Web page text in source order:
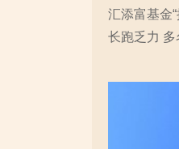
汇添富基金
长跑乏力 多